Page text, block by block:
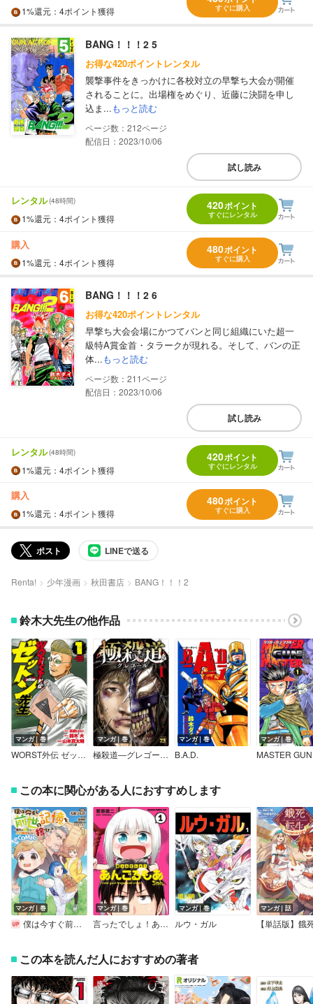
1%還元 ：4ポイント獲得 すぐに購入
BANG！！！2 5
お得な420ポイントレンタル
襲撃事件をきっかけに各校対立の早撃ち大会が開催
されることに。出場権をめぐり、近藤に決闘を申し
込ま...もっと読む
212
配信日：2023/10/06
試し読み
レンタル(48時間)
1%還元 ：4ポイント獲得
420ポイント
すぐにレンタル
購入
1%還元 ：4ポイント獲得
480ポイント
すぐに購入
BANG！！！2 6
お得な420ポイントレンタル
早撃ち大会会場にかつてバンと同じ組織にいた超一
級特A賞金首・タラークが現れる。そして、バンの正
体...もっと読む
211
配信日：2023/10/06
試し読み
レンタル(48時間)
1%還元 ：4ポイント獲得
420ポイント
すぐにレンタル
購入
1%還元 ：4ポイント獲得
480ポイント
すぐに購入
ポスト LINEで送る
Renta! 少年漫画 秋田書店 BANG！！！2
鈴木大先生の他作品
マンガ｜巻
WORST外伝 ゼットン先生
マンガ｜巻
極殺道―グレゴール―
マンガ｜巻
B.A.D.
マンガ｜巻
この本に関心がある人におすすめします
マンガ｜巻
僕は今すぐ前世の記憶を捨てたい。～憧れの田舎は人外魔境でした～＠COMIC
マンガ｜巻
言ったでしょ！あんごるもあちゃん
マンガ｜巻
ルウ・ガル
マンガ｜話
この本を読んだ人におすすめの著者